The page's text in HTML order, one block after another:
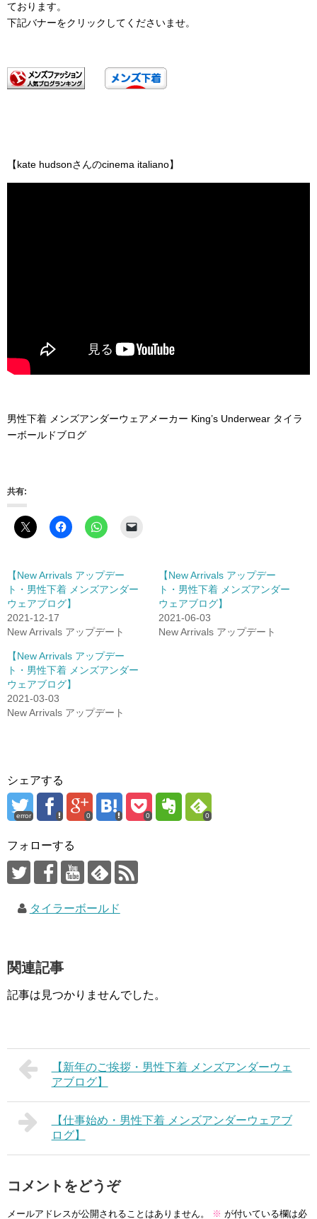
ております。
下記バナーをクリックしてくださいませ。
【kate hudsonさんのcinema italiano】
男性下着 メンズアンダーウェアメーカー King’s Underwear タイラ
ーボールドブログ
共有:
【New Arrivals アップデー
ト・男性下着 メンズアンダー
ウェアブログ】
2021-12-17
New Arrivals アップデート
【New Arrivals アップデー
ト・男性下着 メンズアンダー
ウェアブログ】
2021-06-03
New Arrivals アップデート
【New Arrivals アップデー
ト・男性下着 メンズアンダー
ウェアブログ】
2021-03-03
New Arrivals アップデート
シェアする
error 0 0 0
フォローする
タイラーボールド
関連記事
記事は見つかりませんでした。
【新年のご挨拶・男性下着 メンズアンダーウェ
アブログ】
【仕事始め・男性下着 メンズアンダーウェアブ
ログ】
コメントをどうぞ
メールアドレスが公開されることはありません。 ※ が付いている欄は必